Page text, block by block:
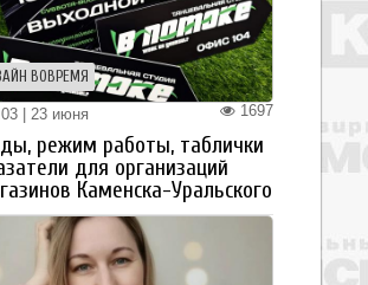
ВОВРЕМЯ
1697
| 23 июня
режим работы, таблички
для организаций
Каменска-Уральского